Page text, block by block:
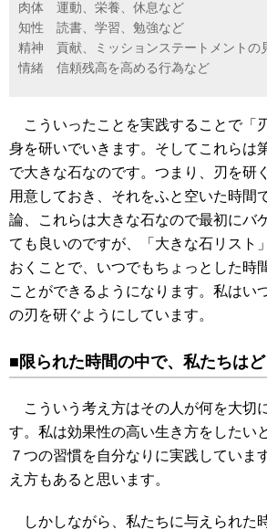
肉体 運動、栄養、休息など
知性 読書、学習、勉強など
精神 貢献、ミッションステートメントの
情緒 信頼残高を高める行為など
こういったことを実践することで「
身を研いでいきます。そしてこれらは
で大きな石なのです。つまり、刃を研
用意しておき、それをふと空いた時間
論、これらは大きな石なので最初にバ
ても良いのですが、「大きな石リスト
おくことで、いつでもちょっとした時
ことができるようになります。私はい
の刃を研ぐようにしています。
■限られた時間の中で、私たちは
こういう考え方はその人が何を大切
す。私は効果性の高い生き方をしたい
７つの習慣を自分なりに実践していま
え方もあると思います。
しかしながら、私たちに与えられた